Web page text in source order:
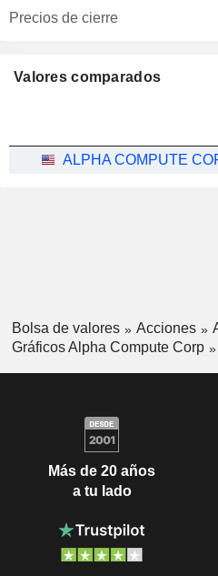
Precios de cierre
Valores comparados
ALPHA COMPUTE
Bolsa de valores Acciones
Gráficos Alpha Compute Corp
Más de 20 años
a tu lado